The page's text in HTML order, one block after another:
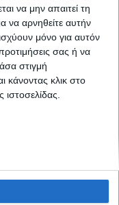
να μην απαιτεί τη
να αρνηθείτε αυτήν
μόνο για αυτόν
σας ή να
στιγμή
κάνοντας κλικ στο